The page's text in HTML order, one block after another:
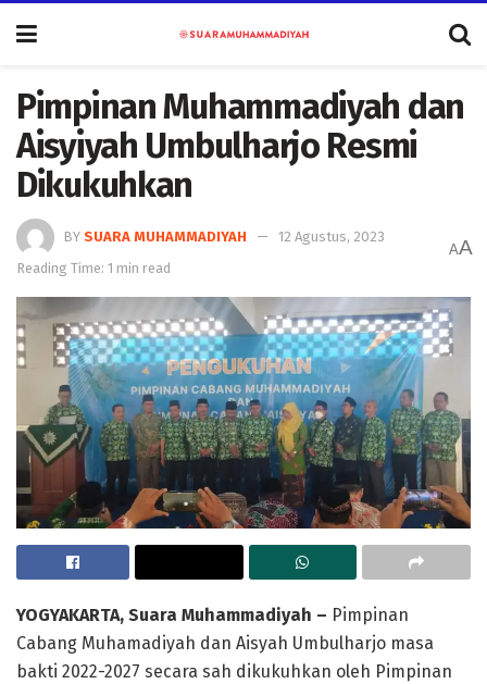
Pimpinan Muhammadiyah dan
Aisyiyah Umbulharjo Resmi
Dikukuhkan
BY SUARA MUHAMMADIYAH
12 Agustus, 2023
Reading Time: 1 min read
AA
YOGYAKARTA, Suara Muhammadiyah – Pimpinan
Cabang Muhamadiyah dan Aisyah Umbulharjo masa
bakti 2022-2027 secara sah dikukuhkan oleh Pimpinan